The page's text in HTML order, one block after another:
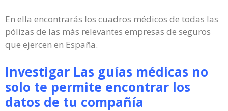
En ella encontrarás los cuadros médicos de todas las
pólizas de las más relevantes empresas de seguros
que ejercen en España.
Investigar Las guías médicas no
solo te permite encontrar los
datos de tu compañía